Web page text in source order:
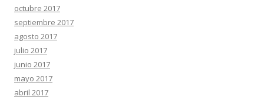
octubre 2017
septiembre 2017
agosto 2017
julio 2017
junio 2017
mayo 2017
abril 2017